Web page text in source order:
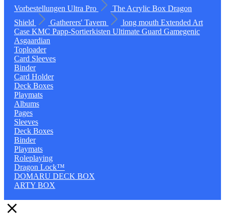
Vorbestellungen Ultra Pro The Acrylic Box Dragon
Shield
Gatherers' Tavern long mouth Extended Art
Case KMC Papp-Sortierkisten Ultimate Guard Gamegenic
Asgaardian
Toploader
Card Sleeves
Binder
Card Holder
Deck Boxes
Playmats
Albums
Pages
Sleeves
Deck Boxes
Binder
Playmats
Roleplaying
Dragon Lock™
DOMARU DECK BOX
ARTY BOX